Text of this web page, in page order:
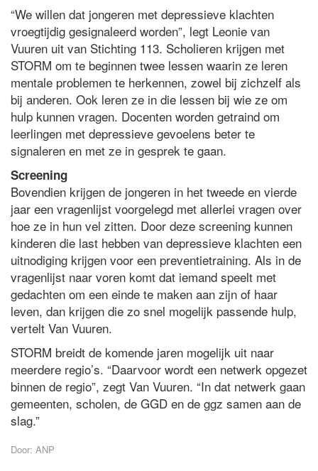
“We willen dat jongeren met depressieve klachten
vroegtijdig gesignaleerd worden”, legt Leonie van
Vuuren uit van Stichting 113. Scholieren krijgen met
STORM om te beginnen twee lessen waarin ze leren
mentale problemen te herkennen, zowel bij zichzelf als
bij anderen. Ook leren ze in die lessen bij wie ze om
hulp kunnen vragen. Docenten worden getraind om
leerlingen met depressieve gevoelens beter te
signaleren en met ze in gesprek te gaan.
Screening
Bovendien krijgen de jongeren in het tweede en vierde
jaar een vragenlijst voorgelegd met allerlei vragen over
hoe ze in hun vel zitten. Door deze screening kunnen
kinderen die last hebben van depressieve klachten een
uitnodiging krijgen voor een preventietraining. Als in de
vragenlijst naar voren komt dat iemand speelt met
gedachten om een einde te maken aan zijn of haar
leven, dan krijgen die zo snel mogelijk passende hulp,
vertelt Van Vuuren.
STORM breidt de komende jaren mogelijk uit naar
meerdere regio’s. “Daarvoor wordt een netwerk opgezet
binnen de regio”, zegt Van Vuuren. “In dat netwerk gaan
gemeenten, scholen, de GGD en de ggz samen aan de
slag.”
Door: ANP